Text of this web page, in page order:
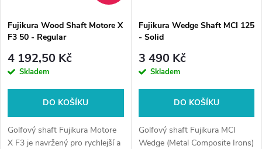
Fujikura Wood Shaft Motore X
F3 50 - Regular
4 192,50 Kč
Skladem
DO KOŠÍKU
Golfový shaft Fujikura Motore
X F3 je navržený pro rychlejší a
Fujikura Wedge Shaft MCI 125
- Solid
3 490 Kč
Skladem
DO KOŠÍKU
Golfový shaft Fujikura MCI
Wedge (Metal Composite Irons)